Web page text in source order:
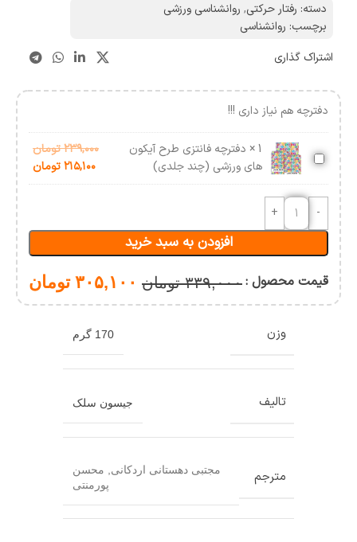
دسته: رفتار حرکتی, روانشناسی ورزشی
برچسب: روانشناسی
اشتراک گذاری
دفترچه هم نیاز داری !!!
دفترچه
فانتزی
طرح
آیکون
های
جلدی)
1
× دفترچه فانتزی طرح آیکون
های ورزشی (چند جلدی)
۲۳۹,۰۰۰تومان
۲۱۵,۱۰۰تومان
افزودن به سبد خرید
قیمت محصول :۳۳۹,۰۰۰ تومان ۳۰۵,۱۰۰ تومان
وزن 170 گرم
تالیف جیسون سلک
مترجم مجتبی دهستانی اردکانی, محسن
پورمنتی